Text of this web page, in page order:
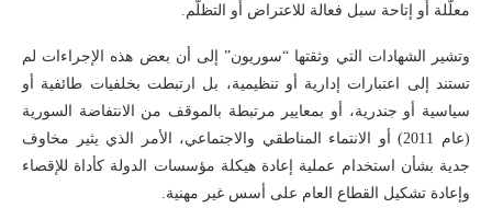
معلّلة أو إتاحة سبل فعالة للاعتراض أو التظلّم.
وتشير الشهادات التي وثقتها “سوريون” إلى أن بعض هذه الإجراءات لم
تستند إلى اعتبارات إدارية أو تنظيمية، بل ارتبطت بخلفيات طائفية أو
سياسية أو جندرية، أو بمعايير مرتبطة بالموقف من الانتفاضة السورية
(عام 2011) أو الانتماء المناطقي والاجتماعي، الأمر الذي يثير مخاوف
جدية بشأن استخدام عملية إعادة هيكلة مؤسسات الدولة كأداة للإقصاء
وإعادة تشكيل القطاع العام على أسس غير مهنية.